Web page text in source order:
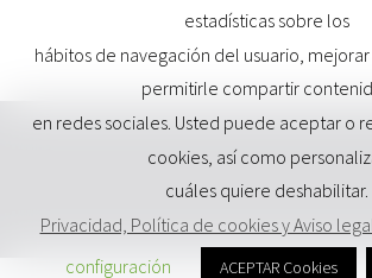
estadísticas sobre los
hábitos de navegación del usuario,
permitirle compartir
en redes sociales. Usted puede aceptar o
cookies, así como
cuáles quiere deshabilitar.
Privacidad, Política de cookies y Aviso
configuración
ACEPTAR Cookies